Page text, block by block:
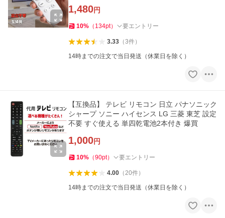
1,480円
10% （ 134pt） 要エントリー
3.33（3件）
14時までの注文で当日発送（休業日を除く）
【互換品】 テレビ リモコン 日立 パナソニック
シャープ ソニー ハイセンス LG 三菱 東芝 設定
不要 すぐ使える 単四乾電池2本付き 爆買
1,000円
10% （90pt） 要エントリー
4.00（20件）
14時までの注文で当日発送（休業日を除く）